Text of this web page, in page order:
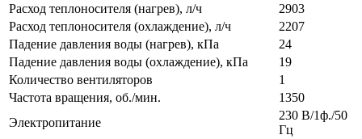
Расход теплоносителя (нагрев), л/ч
2903
Расход теплоносителя (охлаждение), л/ч
2207
Падение давления воды (нагрев), кПа
24
Падение давления воды (охлаждение), кПа
19
Количество вентиляторов
1
Частота вращения, об./мин.
1350
Электропитание
230 В/1ф./50
Гц